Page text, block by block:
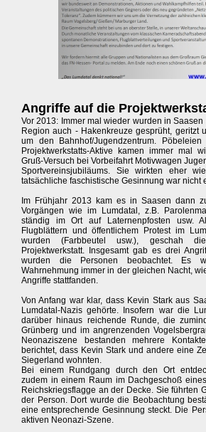
Angriffe auf die
Vor 2013: Immer mal wieder wurden in
Region auch - Hakenkreuze gesprüht, geritzt
um den Bahnhof/Jugendzentrum.
Projektwerkstatts-Aktive kamen immer mal
Gruß-Versuch bei Vorbeifahrt Motivwagen
Sportvereinsjubiläums. Sie wirkten eher
tatsächliche faschistische Gesinnung war nicht
Im Frühjahr 2013 kam es in Saasen dann
Vorgängen wie im Lumdatal, z.B.
ständig im Ort auf Laternenpfosten usw.
Flugblättern und öffentlichem Protest im
wurden (Farbbeutel usw.), geschah
Projektwerkstatt. Insgesamt gab es drei
wurden die Personen beobachtet. Es
Wahrnehmung immer in der gleichen Nacht,
Angriffe stattfanden.
Von Anfang war klar, dass Kevin Stark aus
Lumdatal-Nazis gehörte. Insofern war die
darüber hinaus reichende Runde, die
Grünberg und im angrenzenden
Neonaziszene bestanden mehrere
berichtet, dass Kevin Stark und andere eine
Siegerland wohnten.
Bei einem Rundgang durch den Ort
zudem in einem Raum im Dachgeschoß
Reichskriegsflagge an der Decke. Sie führten
der Person. Dort wurde die Beobachtung
eine entsprechende Gesinnung steckt. Die
aktiven Neonazi-Szene.